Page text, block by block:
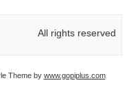
All rights reserved
Theme by www.gopiplus.com